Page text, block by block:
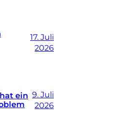
17. Juli
2026
ein 9. Juli
2026